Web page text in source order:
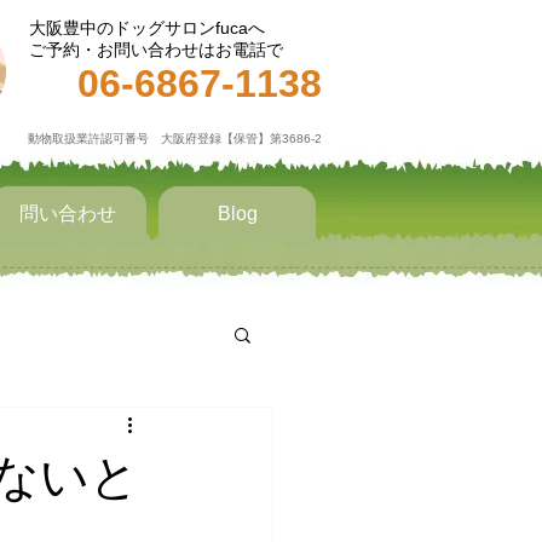
大阪豊中のドッグサロンfucaへ
ご予約・お問い合わせはお電話で
06-6867-1138​
動物取扱業許認可番号 大阪府登録【保管】第3686-2
問い合わせ Blog
いと